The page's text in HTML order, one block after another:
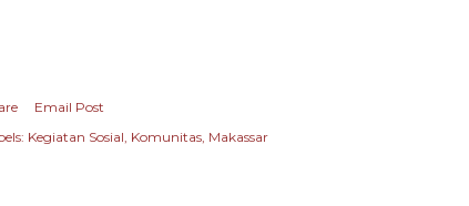
Email Post
Kegiatan Sosial Komunitas Makassar